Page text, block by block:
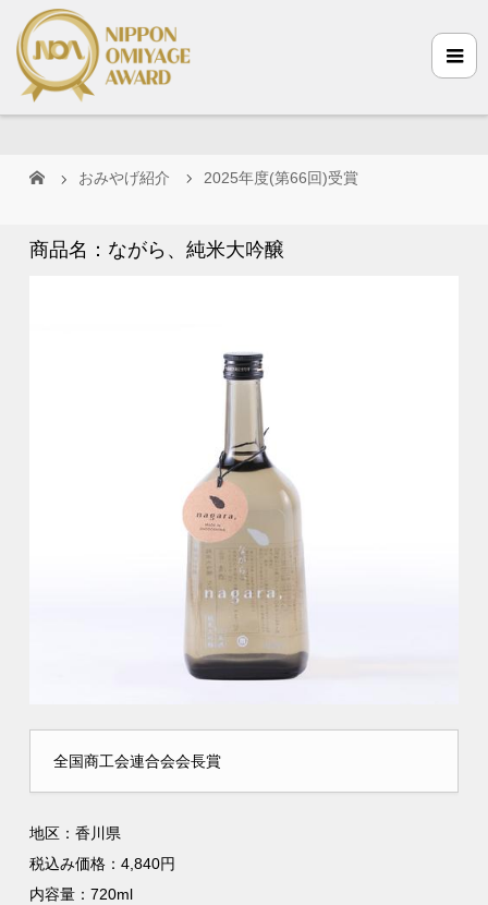
おみやげ紹介 2025年度(第66回)受賞
商品名：ながら、純米大吟醸
全国商工会連合会会長賞
地区：香川県
税込み価格：4,840円
内容量：720ml